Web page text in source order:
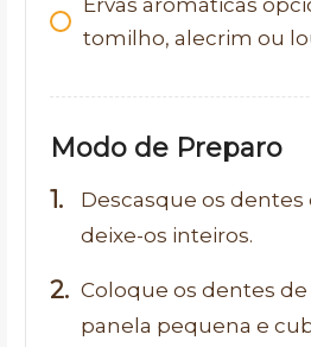
tomilho, alecrim ou
Modo de Preparo
Descasque os dentes
deixe-os inteiros.
Coloque os dentes
panela pequena e